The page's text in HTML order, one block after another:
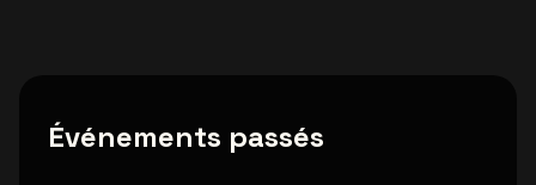
Événements passés